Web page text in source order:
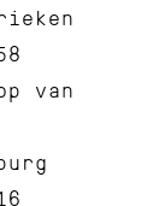
van